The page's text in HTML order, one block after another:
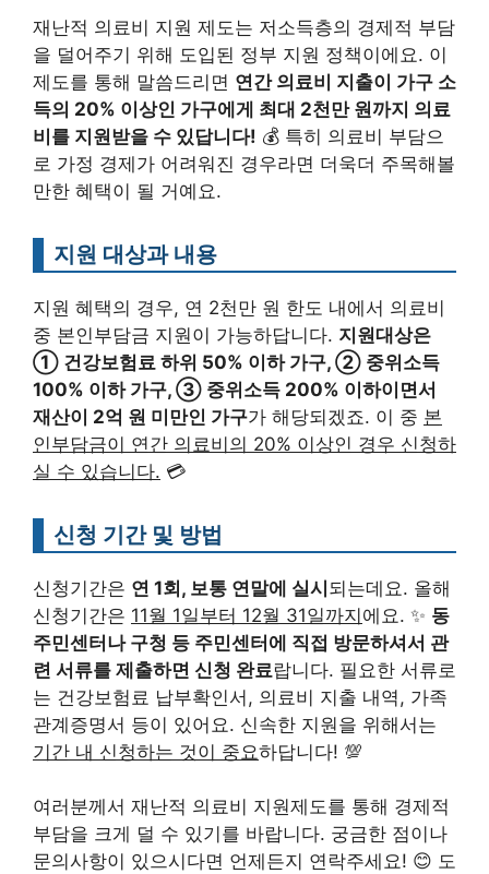
재난적 의료비 지원 제도는 저소득층의 경제적 부담
을 덜어주기 위해 도입된 정부 지원 정책이에요. 이
제도를 통해 말씀드리면 연간 의료비 지출이 가구 소
득의 20% 이상인 가구에게 최대 2천만 원까지 의료
비를 지원받을 수 있답니다! 💰 특히 의료비 부담으
로 가정 경제가 어려워진 경우라면 더욱더 주목해볼
만한 혜택이 될 거예요.
지원 대상과 내용
지원 혜택의 경우, 연 2천만 원 한도 내에서 의료비
중 본인부담금 지원이 가능하답니다. 지원대상은
① 건강보험료 하위 50% 이하 가구, ② 중위소득
100% 이하 가구, ③ 중위소득 200% 이하이면서
재산이 2억 원 미만인 가구가 해당되겠죠. 이 중 본
인부담금이 연간 의료비의 20% 이상인 경우 신청하
실 수 있습니다. 💳
신청 기간 및 방법
신청기간은 연 1회, 보통 연말에 실시되는데요. 올해
신청기간은 11월 1일부터 12월 31일까지에요. ✨ 동
주민센터나 구청 등 주민센터에 직접 방문하셔서 관
련 서류를 제출하면 신청 완료랍니다. 필요한 서류로
는 건강보험료 납부확인서, 의료비 지출 내역, 가족
관계증명서 등이 있어요. 신속한 지원을 위해서는
기간 내 신청하는 것이 중요하답니다! 💯
여러분께서 재난적 의료비 지원제도를 통해 경제적
부담을 크게 덜 수 있기를 바랍니다. 궁금한 점이나
문의사항이 있으시다면 언제든지 연락주세요! 😊 도